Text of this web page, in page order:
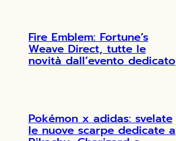
Fire Emblem: Fortune’s
Weave Direct, tutte le
novità dall’evento dedicato
Pokémon x adidas: svelate
le nuove scarpe dedicate a